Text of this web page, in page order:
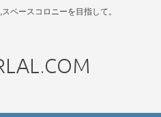
ペースコロニーを目指して。